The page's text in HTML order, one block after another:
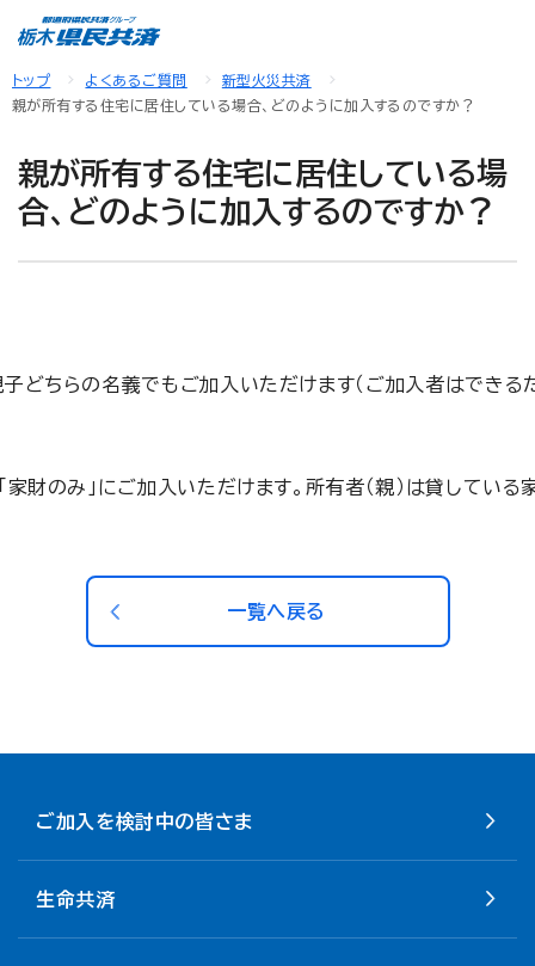
トップ よくあるご質問
新型火災共済
親が所有する住宅に居住している場合、どのように加入するのですか？
親が所有する住宅に居住している場
合、どのように加入するのですか？
どちらの名義でもご加入いただけます（ご加入者はできる
家財のみ」にご加入いただけます。所有者（親）は貸している
一覧へ戻る
ご加入を検討中の皆さま
生命共済